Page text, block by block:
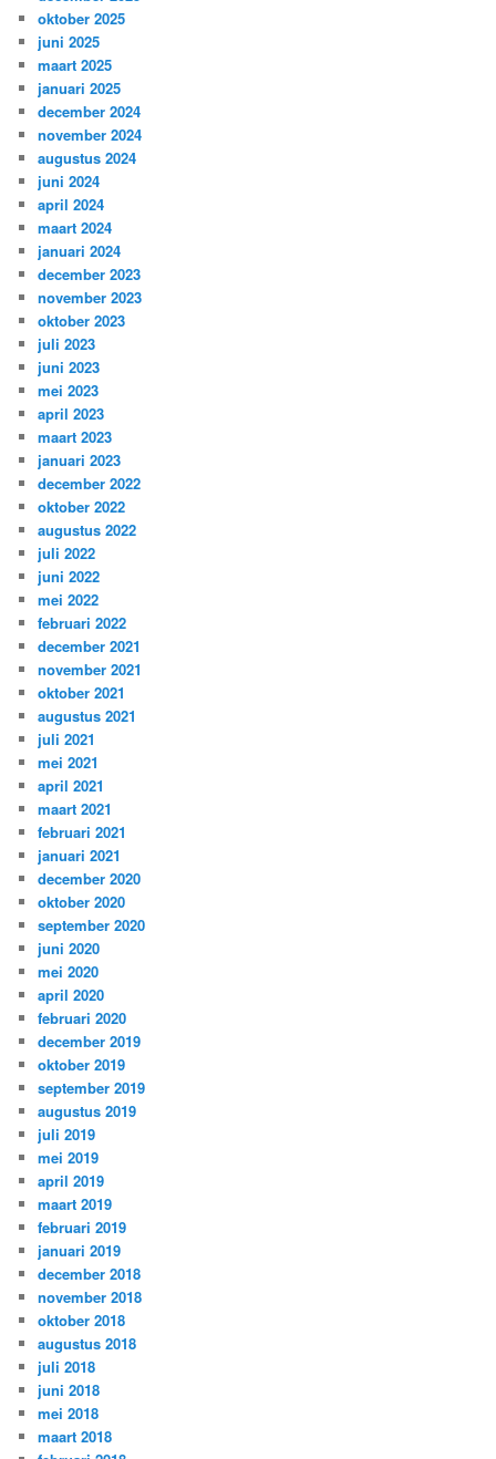
oktober 2025
juni 2025
maart 2025
januari 2025
december 2024
november 2024
augustus 2024
juni 2024
april 2024
maart 2024
januari 2024
december 2023
november 2023
oktober 2023
juli 2023
juni 2023
mei 2023
april 2023
maart 2023
januari 2023
december 2022
oktober 2022
augustus 2022
juli 2022
juni 2022
mei 2022
februari 2022
december 2021
november 2021
oktober 2021
augustus 2021
juli 2021
mei 2021
april 2021
maart 2021
februari 2021
januari 2021
december 2020
oktober 2020
september 2020
juni 2020
mei 2020
april 2020
februari 2020
december 2019
oktober 2019
september 2019
augustus 2019
juli 2019
mei 2019
april 2019
maart 2019
februari 2019
januari 2019
december 2018
november 2018
oktober 2018
augustus 2018
juli 2018
juni 2018
mei 2018
maart 2018